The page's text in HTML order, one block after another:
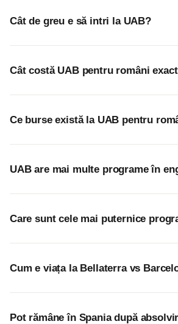
Cât de greu e să intri la UAB?
Cât costă UAB pentru români
Ce burse există la UAB pentru
UAB are mai multe programe în
Care sunt cele mai puternice
Cum e viața la Bellaterra vs
Pot rămâne în Spania după